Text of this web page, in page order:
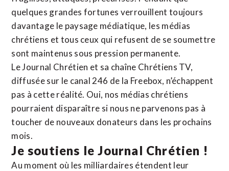
quelques grandes fortunes verrouillent toujours
davantage le paysage médiatique, les médias
chrétiens et tous ceux qui refusent de se soumettre
sont maintenus sous pression permanente.
Le Journal Chrétien et sa chaîne Chrétiens TV,
diffusée sur le canal 246 de la Freebox, n’échappent
pas à cette réalité. Oui, nos médias chrétiens
pourraient disparaître si nous ne parvenons pas à
toucher de nouveaux donateurs dans les prochains
mois.
Je soutiens le Journal Chrétien !
Au moment où les milliardaires étendent leur